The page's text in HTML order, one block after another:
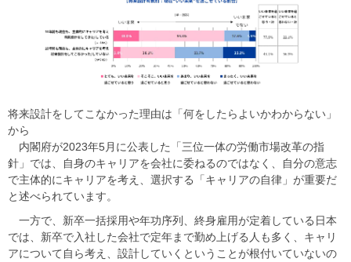
​​将来設計をしてこなかった理由は「何をしたらよいかわからない」
から​
​​ 内閣府が2023年5月に公表した「三位一体の労働市場改革の指
針」では、自身のキャリアを会社に委ねるのではなく、自分の意志
で主体的にキャリアを考え、選択する「キャリアの自律」が重要だ
と述べられています。​
​​ 一方で、新卒一括採用や年功序列、終身雇用が定着している日本
では、新卒で入社した会社で定年まで勤め上げる人も多く、キャリ
アについて自ら考え、設計していくということが根付いていないの